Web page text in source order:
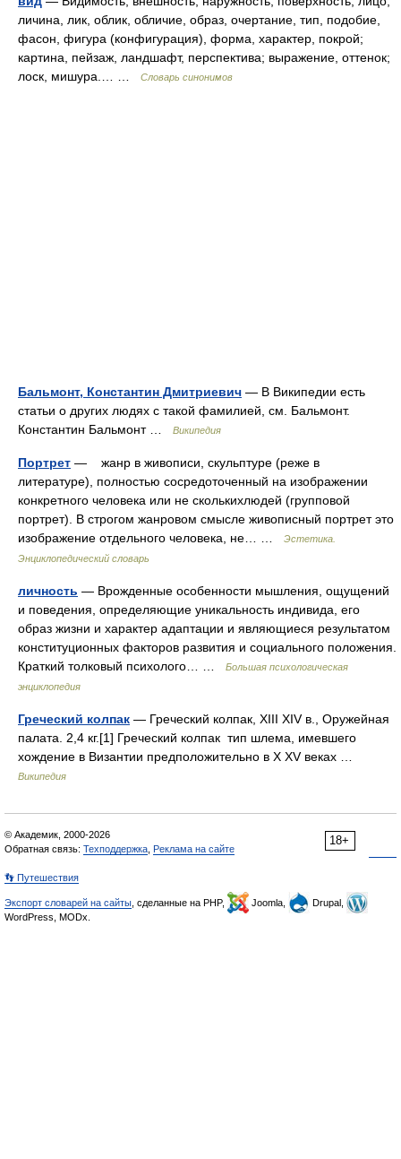
личина, лик, облик, обличие, образ, очертание, тип, подобие,
фасон, фигура (конфигурация), форма, характер, покрой;
картина, пейзаж, ландшафт, перспектива; выражение, оттенок;
лоск, мишура.… …
Словарь синонимов
Бальмонт, Константин Дмитриевич — В Википедии есть
статьи о других людях с такой фамилией, см. Бальмонт.
Константин Бальмонт …
Википедия
Портрет — жанр в живописи, скульптуре (реже в
литературе), полностью сосредоточенный на изображении
конкретного человека или не сколькихлюдей (групповой
портрет). В строгом жанровом смысле живописный портрет это
изображение отдельного человека, не… …
Эстетика.
Энциклопедический словарь
личность — Врожденные особенности мышления, ощущений
и поведения, определяющие уникальность индивида, его
образ жизни и характер адаптации и являющиеся результатом
конституционных факторов развития и социального положения.
Краткий толковый психолого… …
Большая психологическая
энциклопедия
Греческий колпак — Греческий колпак, XIII XIV в., Оружейная
палата. 2,4 кг.[1] Греческий колпак тип шлема, имевшего
хождение в Византии предположительно в X XV веках …
Википедия
18+
© Академик, 2000-2026
Обратная связь: Техподдержка Реклама на сайте
👣 Путешествия
Экспорт словарей на сайты , сделанные на PHP, Joomla,
Drupal,
WordPress, MODx.